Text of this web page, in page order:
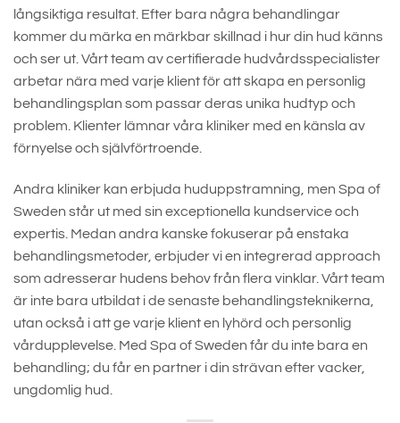
långsiktiga resultat. Efter bara några behandlingar
kommer du märka en märkbar skillnad i hur din hud känns
och ser ut. Vårt team av certifierade hudvårdsspecialister
arbetar nära med varje klient för att skapa en personlig
behandlingsplan som passar deras unika hudtyp och
problem. Klienter lämnar våra kliniker med en känsla av
förnyelse och självförtroende.
Andra kliniker kan erbjuda huduppstramning, men Spa of
Sweden står ut med sin exceptionella kundservice och
expertis. Medan andra kanske fokuserar på enstaka
behandlingsmetoder, erbjuder vi en integrerad approach
som adresserar hudens behov från flera vinklar. Vårt team
är inte bara utbildat i de senaste behandlingsteknikerna,
utan också i att ge varje klient en lyhörd och personlig
vårdupplevelse. Med Spa of Sweden får du inte bara en
behandling; du får en partner i din strävan efter vacker,
ungdomlig hud.